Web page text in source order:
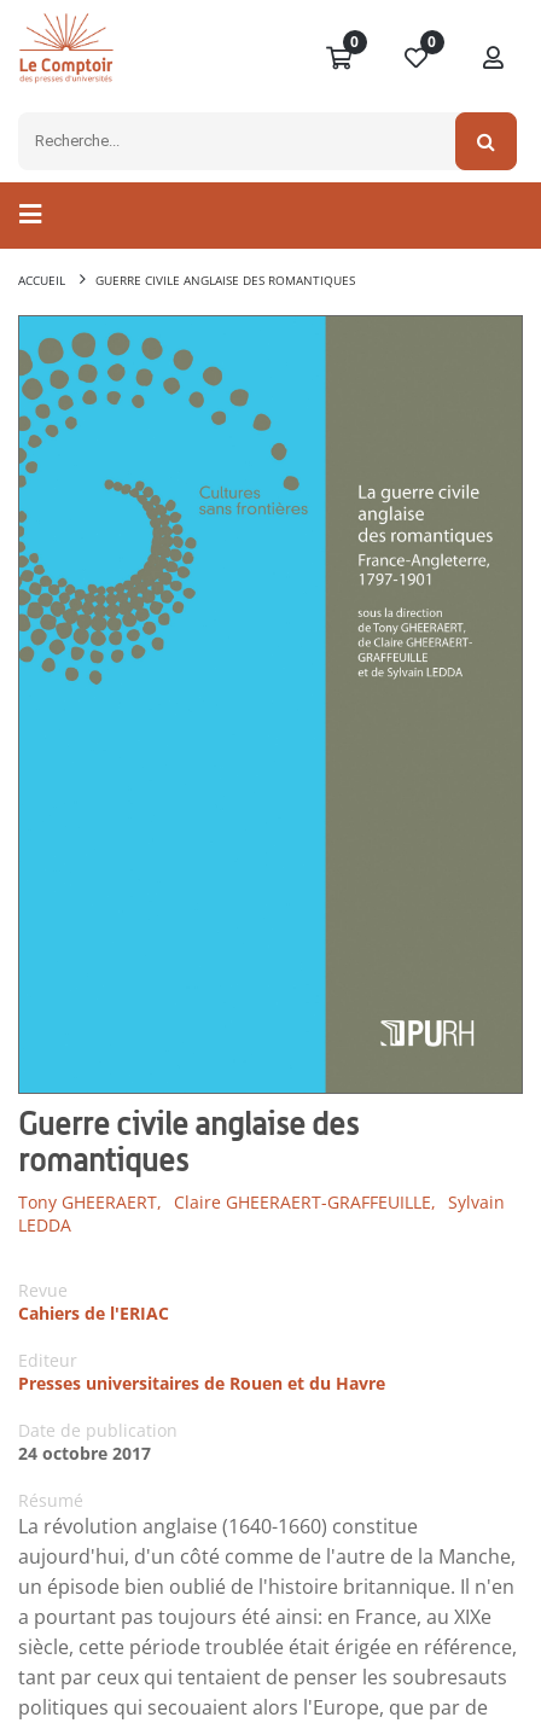
0 0
ACCUEIL GUERRE CIVILE ANGLAISE DES ROMANTIQUES
Guerre civile anglaise des
romantiques
Tony GHEERAERT, Claire GHEERAERT-GRAFFEUILLE, Sylvain
LEDDA
Revue
Cahiers de l'ERIAC
Editeur
Presses universitaires de Rouen et du Havre
Date de publication
24 octobre 2017
Résumé
La révolution anglaise (1640-1660) constitue
aujourd'hui, d'un côté comme de l'autre de la Manche,
un épisode bien oublié de l'histoire britannique. Il n'en
a pourtant pas toujours été ainsi: en France, au XIXe
siècle, cette période troublée était érigée en référence,
tant par ceux qui tentaient de penser les soubresauts
politiques qui secouaient alors l'Europe, que par de